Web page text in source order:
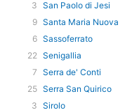
3 San Paolo di Jesi
9 Santa Maria Nuova
6 Sassoferrato
22 Senigallia
7 Serra de' Conti
25 Serra San Quirico
3 Sirolo